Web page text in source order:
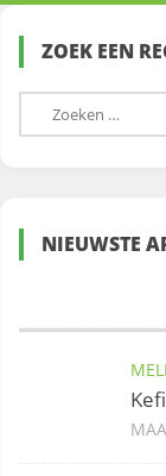
ZOEK EEN
Zoeken
naar:
NIEUWSTE